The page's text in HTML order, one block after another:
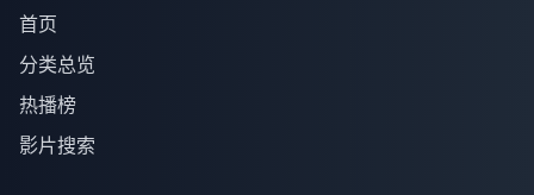
首页
分类总览
热播榜
影片搜索